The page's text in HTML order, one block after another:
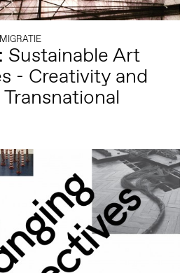
MIGRATIE
Sustainable Art
- Creativity and